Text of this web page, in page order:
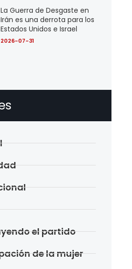
La Guerra de Desgaste en
Irán es una derrota para los
Estados Unidos e Israel
2026-07-31
el partido
de la mujer